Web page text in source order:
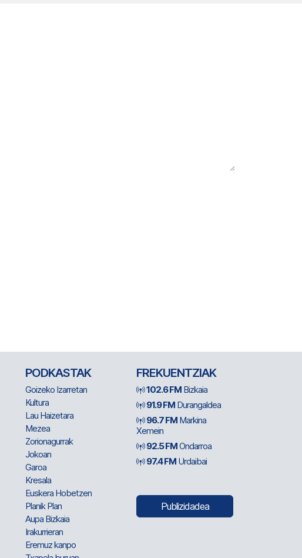
PODKASTAK
Goizeko Izarretan
Kultura
Lau Haizetara
Mezea
Zorionagurrak
Jokoan
Garoa
Kresala
Euskera Hobetzen
Planik Plan
Aupa Bizkaia
Irakurrieran
Eremuz kanpo
FREKUENTZIAK
102.6 FM Bizkaia
91.9 FM Durangaldea
96.7 FM Markina
Xemein
92.5 FMOndarroa
97.4 FM Urdaibai
Publizidadea